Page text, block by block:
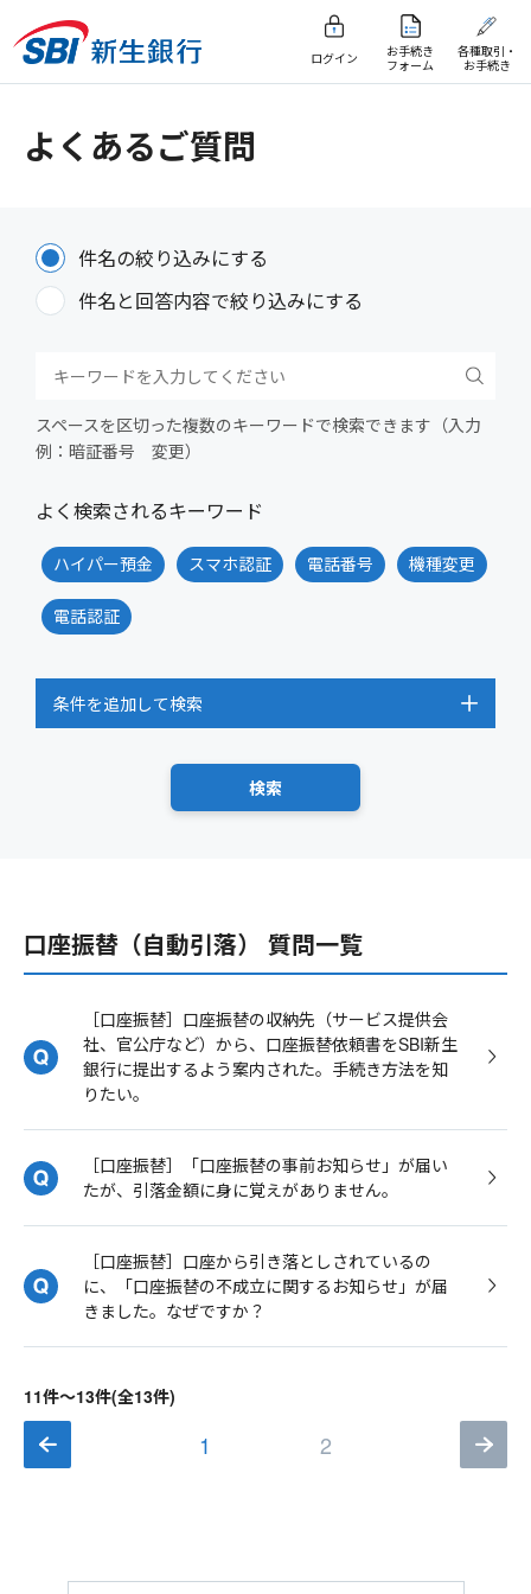
ログイン
お手続き
フォーム
各種取引・
お手続き
よくあるご質問
件名の絞り込みにする
件名と回答内容で絞り込みにする
スペースを区切った複数のキーワードで検索できます（入力
例：暗証番号 変更）
よく検索されるキーワード
ハイパー預金 スマホ認証 電話番号 機種変更
電話認証
条件を追加して検索
口座振替（自動引落） 質問一覧
［口座振替］口座振替の収納先（サービス提供会
社、官公庁など）から、口座振替依頼書をSBI新生
銀行に提出するよう案内された。手続き方法を知
りたい。
［口座振替］「口座振替の事前お知らせ」が届い
たが、引落金額に身に覚えがありません。
［口座振替］口座から引き落としされているの
に、「口座振替の不成立に関するお知らせ」が届
きました。なぜですか？
11件～13件(全13件)
1 2